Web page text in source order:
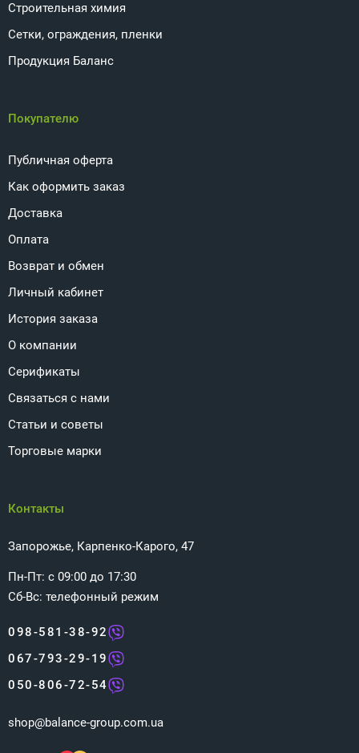
Строительная химия
Сетки, ограждения, пленки
Продукция Баланс
Покупателю
Публичная оферта
Как оформить заказ
Доставка
Оплата
Возврат и обмен
Личный кабинет
История заказа
О компании
Серификаты
Связаться с нами
Статьи и советы
Торговые марки
Контакты
Запорожье, Карпенко-Карого, 47
Пн-Пт: с 09:00 до 17:30
Сб-Вс: телефонный режим
098-581-38-92
067-793-29-19
050-806-72-54
shop@balance-group.com.ua